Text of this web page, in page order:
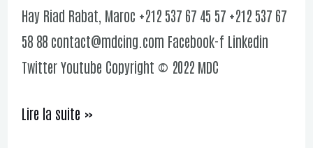
Hay Riad Rabat, Maroc +212 537 67 45 57 +212 537 67
58 88 contact@mdcing.com Facebook-f Linkedin
Twitter Youtube Copyright © 2022 MDC
Lire la suite »